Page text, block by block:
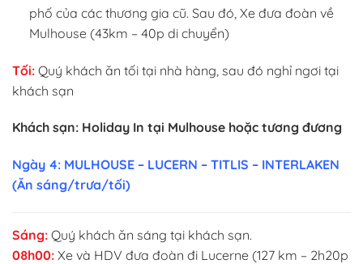
phố của các thương gia cũ. Sau đó, Xe đưa đoàn về
Mulhouse (43km – 40p di chuyển)
Tối: Quý khách ăn tối tại nhà hàng, sau đó nghỉ ngơi tại
khách sạn
Khách sạn: Holiday In tại Mulhouse hoặc tương đương
Ngày 4: MULHOUSE – LUCERN – TITLIS – INTERLAKEN
(Ăn sáng/trưa/tối)
Sáng: Quý khách ăn sáng tại khách sạn.
08h00: Xe và HDV đưa đoàn đi Lucerne (127 km – 2h20p